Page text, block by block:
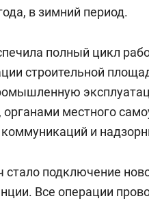
в зимний период.
полный цикл
строительной
местного
и
подключение
Все операции